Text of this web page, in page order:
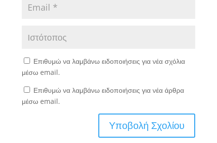
Επιθυμώ να λαμβάνω ειδοποιήσεις για νέα σχόλια
μέσω email.
Επιθυμώ να λαμβάνω ειδοποιήσεις για νέα άρθρα
μέσω email.